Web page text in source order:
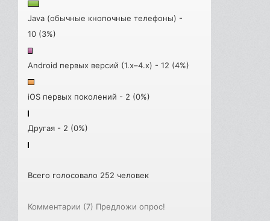
Java (обычные кнопочные телефоны) -
10 (3%)
Android первых версий (1.x–4.x) - 12 (4%)
iOS первых поколений - 2 (0%)
Другая - 2 (0%)
Всего голосовало 252 человек
Комментарии (7) Предложи опрос!